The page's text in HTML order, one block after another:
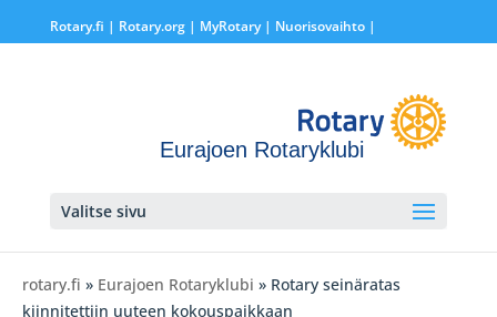
Rotary.fi | Rotary.org| MyRotary | Nuorisovaihto|
Eurajoen Rotaryklubi
Valitse sivu
rotary.fi » Eurajoen Rotaryklubi » Rotary seinäratas
kiinnitettiin uuteen kokouspaikkaan